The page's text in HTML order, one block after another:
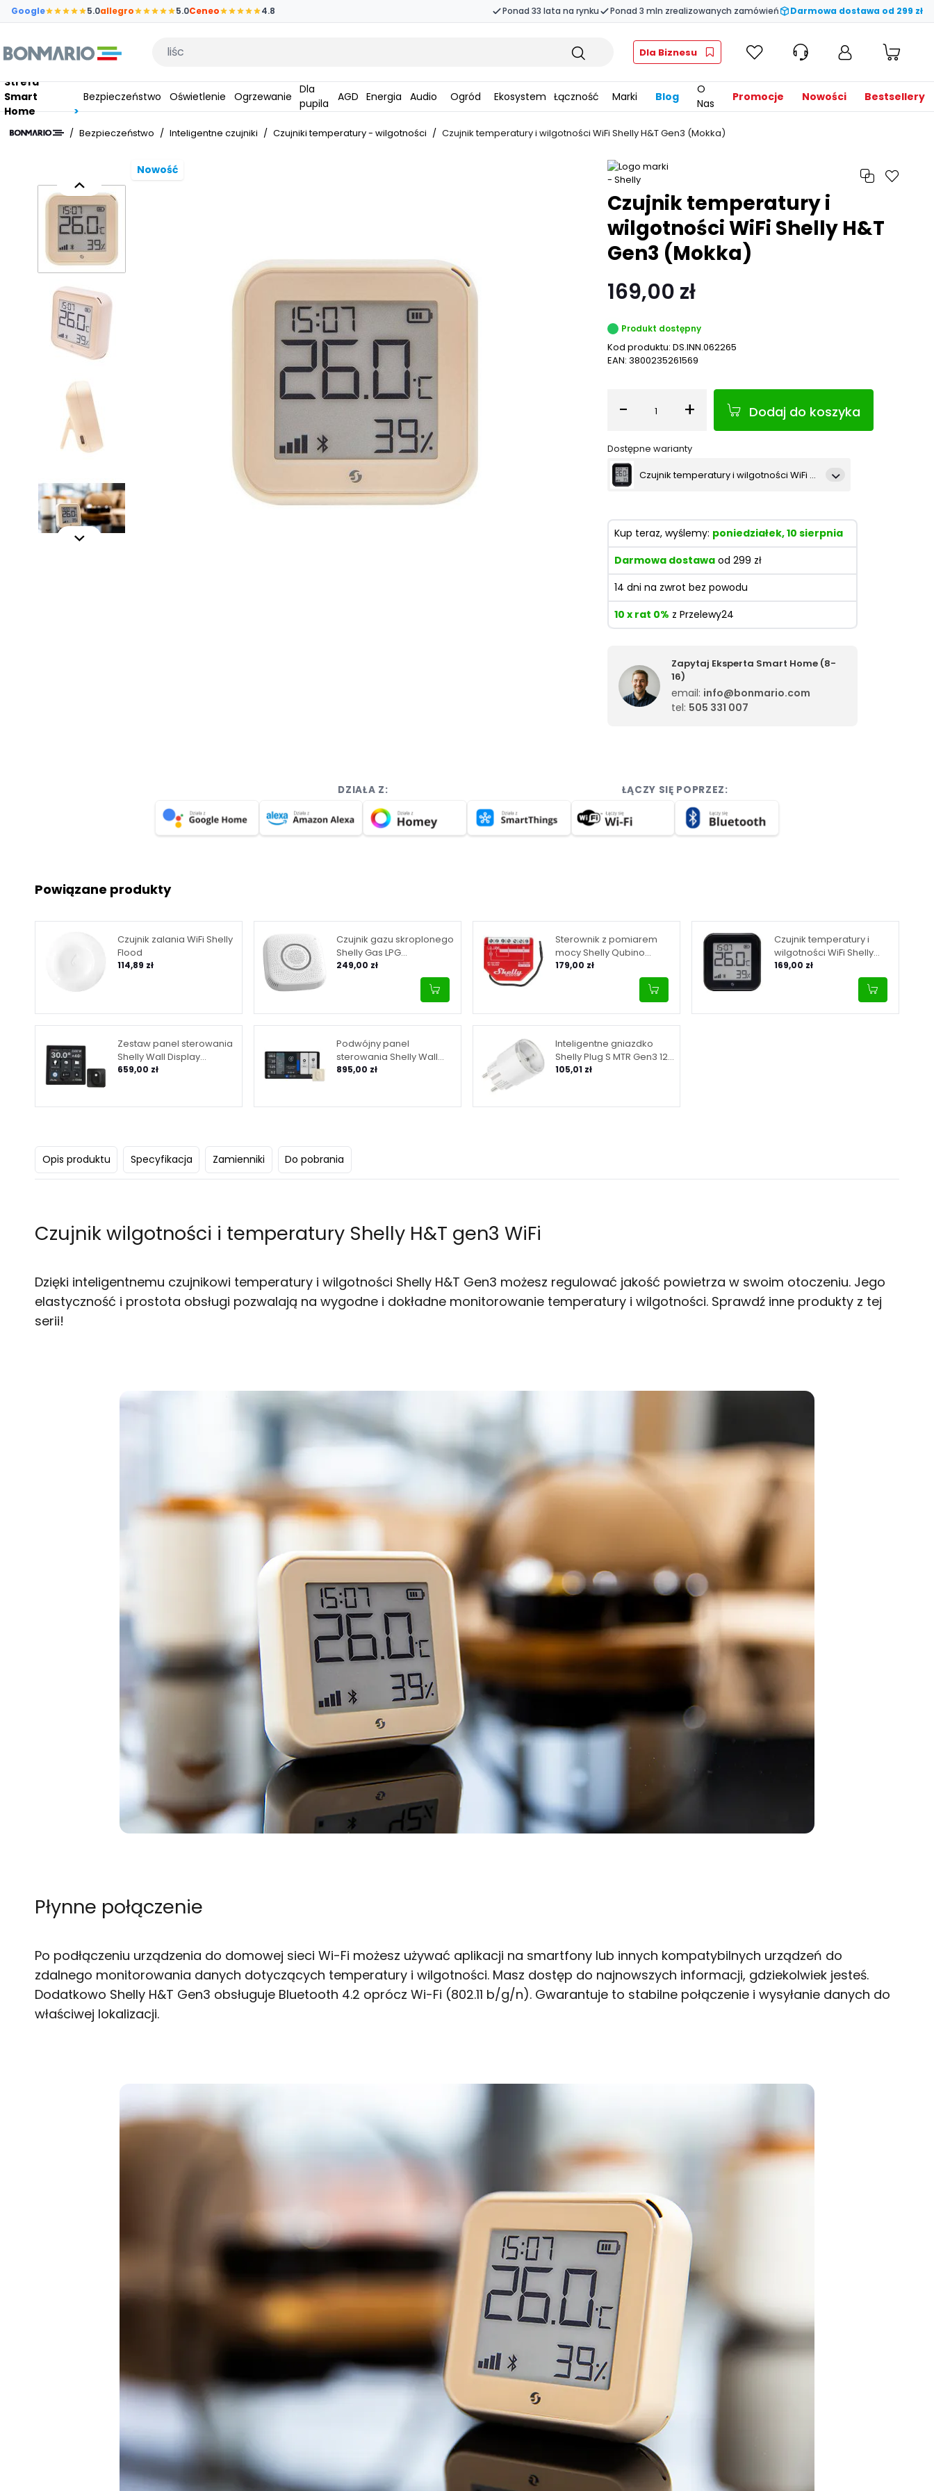
Przejdź do głównej zawartości strony
Google 5.0allegro 5.0Ceneo 4.8 Ponad 33 lata na rynku Ponad 3 mln zrealizowanych zamówień Darmowa dostawa od 299 zł
Wpisz czego szukasz Dla Biznesu
Strefa
Smart
Home
Bezpieczeństwo Oświetlenie Ogrzewanie
Dla
pupila
AGD Energia Audio Ogród Ekosystem Łączność Marki Blog
O
Nas
Promocje Nowości Bestsellery
/ Bezpieczeństwo / Inteligentne czujniki / Czujniki temperatury - wilgotności / Czujnik temperatury i wilgotności WiFi Shelly H&T Gen3 (Mokka)
DZIAŁA Z: ŁĄCZY SIĘ POPRZEZ:
Powiązane produkty
Czujnik zalania WiFi Shelly
Flood
114,89 zł
Czujnik gazu skroplonego
Shelly Gas LPG
WiFi|Bluetooth
249,00 zł
Sterownik z pomiarem
mocy Shelly Qubino
Wave1PM 1 kanał Z-Wave
179,00 zł
Czujnik temperatury i
wilgotności WiFi Shelly
H&T Gen3 (czarny)
169,00 zł
Zestaw panel sterowania
Shelly Wall Display
WiFi/BLU (czarny) + BLU
659,00 zł
Podwójny panel
sterowania Shelly Wall
Display X2 WiFi/BLU
895,00 zł
Inteligentne gniazdko
Shelly Plug S MTR Gen3 12A
(biały) WiFi|Bluetooth
105,01 zł
Opis produktu Specyfikacja Zamienniki Do pobrania
Czujnik wilgotności i temperatury Shelly H&T gen3 WiFi
Dzięki inteligentnemu czujnikowi temperatury i wilgotności Shelly H&T Gen3 możesz regulować jakość powietrza w swoim otoczeniu. Jego
elastyczność i prostota obsługi pozwalają na wygodne i dokładne monitorowanie temperatury i wilgotności. Sprawdź inne produkty z tej
serii!
Płynne połączenie
Po podłączeniu urządzenia do domowej sieci Wi-Fi możesz używać aplikacji na smartfony lub innych kompatybilnych urządzeń do
zdalnego monitorowania danych dotyczących temperatury i wilgotności. Masz dostęp do najnowszych informacji, gdziekolwiek jesteś.
Dodatkowo Shelly H&T Gen3 obsługuje Bluetooth 4.2 oprócz Wi-Fi (802.11 b/g/n). Gwarantuje to stabilne połączenie i wysyłanie danych do
właściwej lokalizacji.
Czujnik temperatury i
wilgotności WiFi Shelly H&T
Gen3 (Mokka)
169,00 zł
Produkt dostępny
Kod produktu: DS.INN.062265
EAN: 3800235261569
- Ilość + Dodaj do koszyka
Dostępne warianty
Czujnik temperatury i wilgotności WiFi Shelly H&T Gen3 (czarny)
Kup teraz, wyślemy: poniedziałek, 10 sierpnia
Darmowa dostawa od 299 zł
14 dni na zwrot bez powodu
10 x rat 0% z Przelewy24
Zapytaj Eksperta Smart Home (8-
16)
email: info@bonmario.com
tel: 505 331 007
Nowość